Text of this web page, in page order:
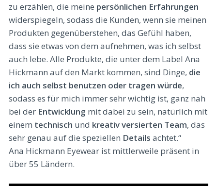
zu erzählen, die meine persönlichen Erfahrungen
widerspiegeln, sodass die Kunden, wenn sie meinen
Produkten gegenüberstehen, das Gefühl haben,
dass sie etwas von dem aufnehmen, was ich selbst
auch lebe. Alle Produkte, die unter dem Label Ana
Hickmann auf den Markt kommen, sind Dinge, die
ich auch selbst benutzen oder tragen würde,
sodass es für mich immer sehr wichtig ist, ganz nah
bei der Entwicklung mit dabei zu sein, natürlich mit
einem technisch und kreativ versierten Team, das
sehr genau auf die speziellen Details achtet.“
Ana Hickmann Eyewear ist mittlerweile präsent in
über 55 Ländern.